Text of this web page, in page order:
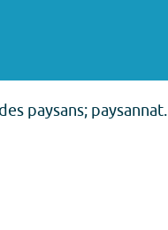
paysans; paysannat.